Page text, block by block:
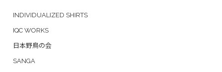
INDIVIDUALIZED SHIRTS
IQC WORKS
日本野鳥の会
SANGA